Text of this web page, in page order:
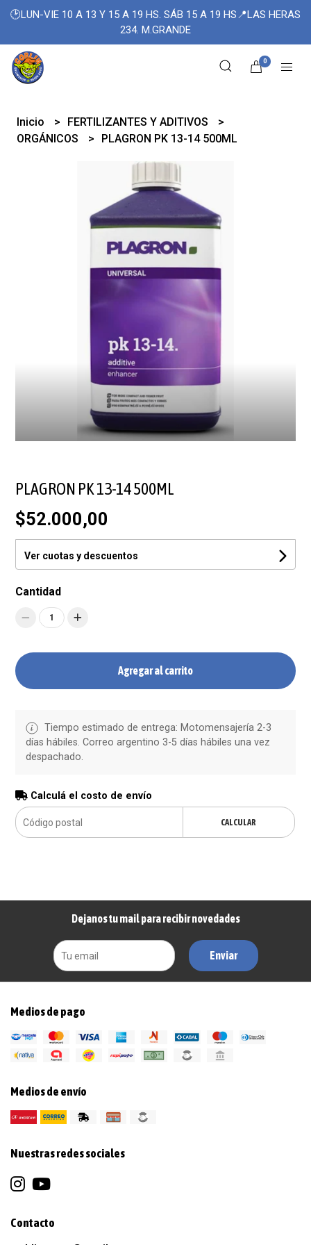
🕑LUN-VIE 10 A 13 Y 15 A 19 HS. SÁB 15 A 19 HS📍LAS HERAS
234. M.GRANDE
0
Inicio
FERTILIZANTES Y ADITIVOS
ORGÁNICOS
PLAGRON PK 13-14 500ML
PLAGRON PK 13-14 500ML
$52.000,00
Ver cuotas y descuentos
Cantidad
1
Agregar al carrito
Tiempo estimado de entrega: Motomensajería 2-3
días hábiles. Correo argentino 3-5 días hábiles una vez
despachado.
Calculá el costo de envío
CALCULAR
Dejanos tu mail para recibir novedades
Enviar
Medios de pago
Medios de envío
Nuestras redes sociales
Contacto